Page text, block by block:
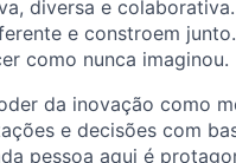
diversa e
e constroem
como nunca imaginou.
da inovação como
e decisões com
pessoa aqui é